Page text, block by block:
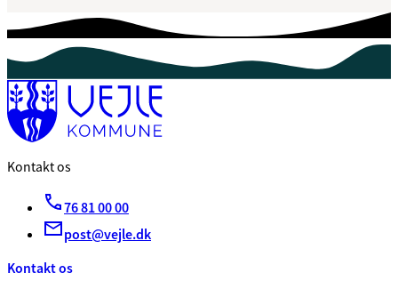
Kontakt os
76 81 00 00
post@vejle.dk
Kontakt os